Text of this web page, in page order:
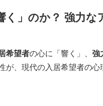
く」のか？ 強力
希望者の心に「響く」、 強
が、現代の入居希望者の心